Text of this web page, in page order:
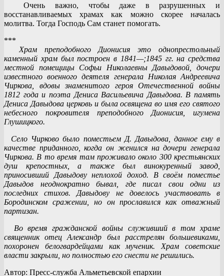
Очень важно, чтобы даже в разрушенных и
восстанавливаемых храмах как можно скорее началась
молитва. Тогда Господь Сам станет помогать.
***
Храм преподобного Дионисия это однопрестольный
каменный храм был построен в 1841—;1845 гг. на средства
местной помещицы Софьи Николаевны Давыдовой, дочери
известного военного деятеля генерала Николая Андреевича
Чиркова, вдовы знаменитого героя Отечественной войны
1812 года и поэта Дениса Васильевича Давыдова. В память
Дениса Давыдова церковь и была освящена во имя его святого
небесного покровителя преподобного Дионисия, игумена
Глушицкого.
Село Чирково было поместьем Д. Давыдова, данное ему в
качестве приданного, когда он женился на дочери генерала
Чиркова. В то время там проживало около 300 крестьянских
душ крепостных, а также был винокуренный завод,
приносивший Давыдову неплохой доход. В своём поместье
Давыдов неоднократно бывал, где писал свои одни из
последних стихов. Давыдову не довелось участвовать в
Бородинском сражении, но он прославился как отважный
партизан.
Во время гражданской войны служивший в том храме
священник отец Александр был расстрелян большевиками,
похоронен белогвардейцами как мученик. Храм советские
власти закрыли, но полностью его снести не решились.
Автор: Пресс-служба Альметьевской епархии